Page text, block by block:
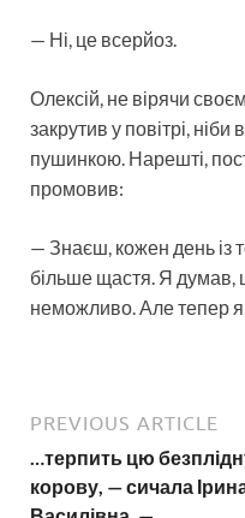
— Ні, це всерйоз.
Олексій, не вірячи
закрутив у повітрі,
пушинкою. Нарешті,
промовив:
— Знаєш, кожен день із
більше щастя. Я
неможливо. Але тепер
PREVIOUS ARTICLE
…терпить цю
корову, — сичала